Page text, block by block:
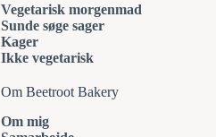
Vegetarisk morgenmad
Sunde søge sager
Kager
Ikke vegetarisk
Om Beetroot Bakery
Om mig